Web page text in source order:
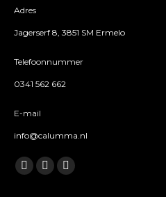
Adres
Jagerserf 8, 3851 SM Ermelo
Telefoonnummer
0341 562 662
E-mail
info@calumma.nl
Vind ons op:
Facebook
TwitterInstagram